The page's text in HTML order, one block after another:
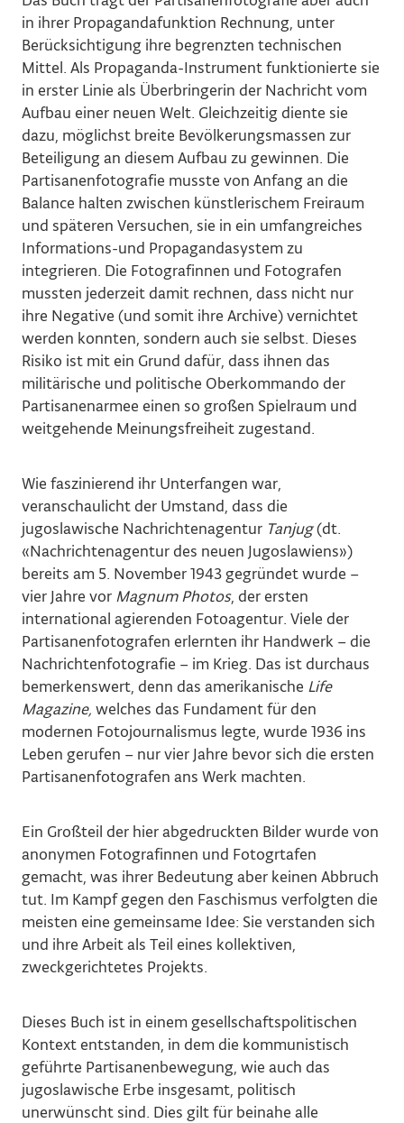
in ihrer Propagandafunktion Rechnung, unter
Berücksichtigung ihre begrenzten technischen
Mittel. Als Propaganda-Instrument funktionierte sie
in erster Linie als Überbringerin der Nachricht vom
Aufbau einer neuen Welt. Gleichzeitig diente sie
dazu, möglichst breite Bevölkerungsmassen zur
Beteiligung an diesem Aufbau zu gewinnen. Die
Partisanenfotografie musste von Anfang an die
Balance halten zwischen künstlerischem Freiraum
und späteren Versuchen, sie in ein umfangreiches
Informations-und Propagandasystem zu
integrieren. Die Fotografinnen und Fotografen
mussten jederzeit damit rechnen, dass nicht nur
ihre Negative (und somit ihre Archive) vernichtet
werden konnten, sondern auch sie selbst. Dieses
Risiko ist mit ein Grund dafür, dass ihnen das
militärische und politische Oberkommando der
Partisanenarmee einen so großen Spielraum und
weitgehende Meinungsfreiheit zugestand.
Wie faszinierend ihr Unterfangen war,
veranschaulicht der Umstand, dass die
jugoslawische Nachrichtenagentur Tanjug(dt.
«Nachrichtenagentur des neuen Jugoslawiens»)
bereits am 5. November 1943 gegründet wurde –
vier Jahre vor Magnum Photos, der ersten
international agierenden Fotoagentur. Viele der
Partisanenfotografen erlernten ihr Handwerk – die
Nachrichtenfotografie – im Krieg. Das ist durchaus
bemerkenswert, denn das amerikanische Life
Magazine,welches das Fundament für den
modernen Fotojournalismus legte, wurde 1936 ins
Leben gerufen – nur vier Jahre bevor sich die ersten
Partisanenfotografen ans Werk machten.
Ein Großteil der hier abgedruckten Bilder wurde von
anonymen Fotografinnen und Fotogrtafen
gemacht, was ihrer Bedeutung aber keinen Abbruch
tut. Im Kampf gegen den Faschismus verfolgten die
meisten eine gemeinsame Idee: Sie verstanden sich
und ihre Arbeit als Teil eines kollektiven,
zweckgerichtetes Projekts.
Dieses Buch ist in einem gesellschaftspolitischen
Kontext entstanden, in dem die kommunistisch
geführte Partisanenbewegung, wie auch das
jugoslawische Erbe insgesamt, politisch
unerwünscht sind. Dies gilt für beinahe alle